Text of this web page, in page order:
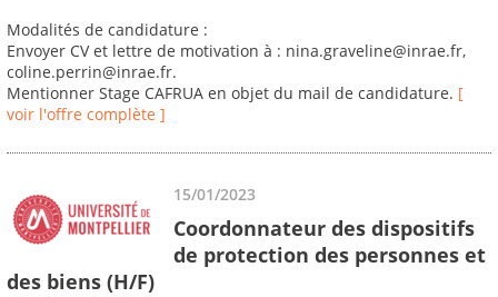
Modalités de candidature :
Envoyer CV et lettre de motivation à : nina.graveline@inrae.fr,
coline.perrin@inrae.fr.
Mentionner Stage CAFRUA en objet du mail de candidature. [
voir l'offre complète ]
15/01/2023
Coordonnateur des dispositifs
de protection des personnes et
des biens (H/F)